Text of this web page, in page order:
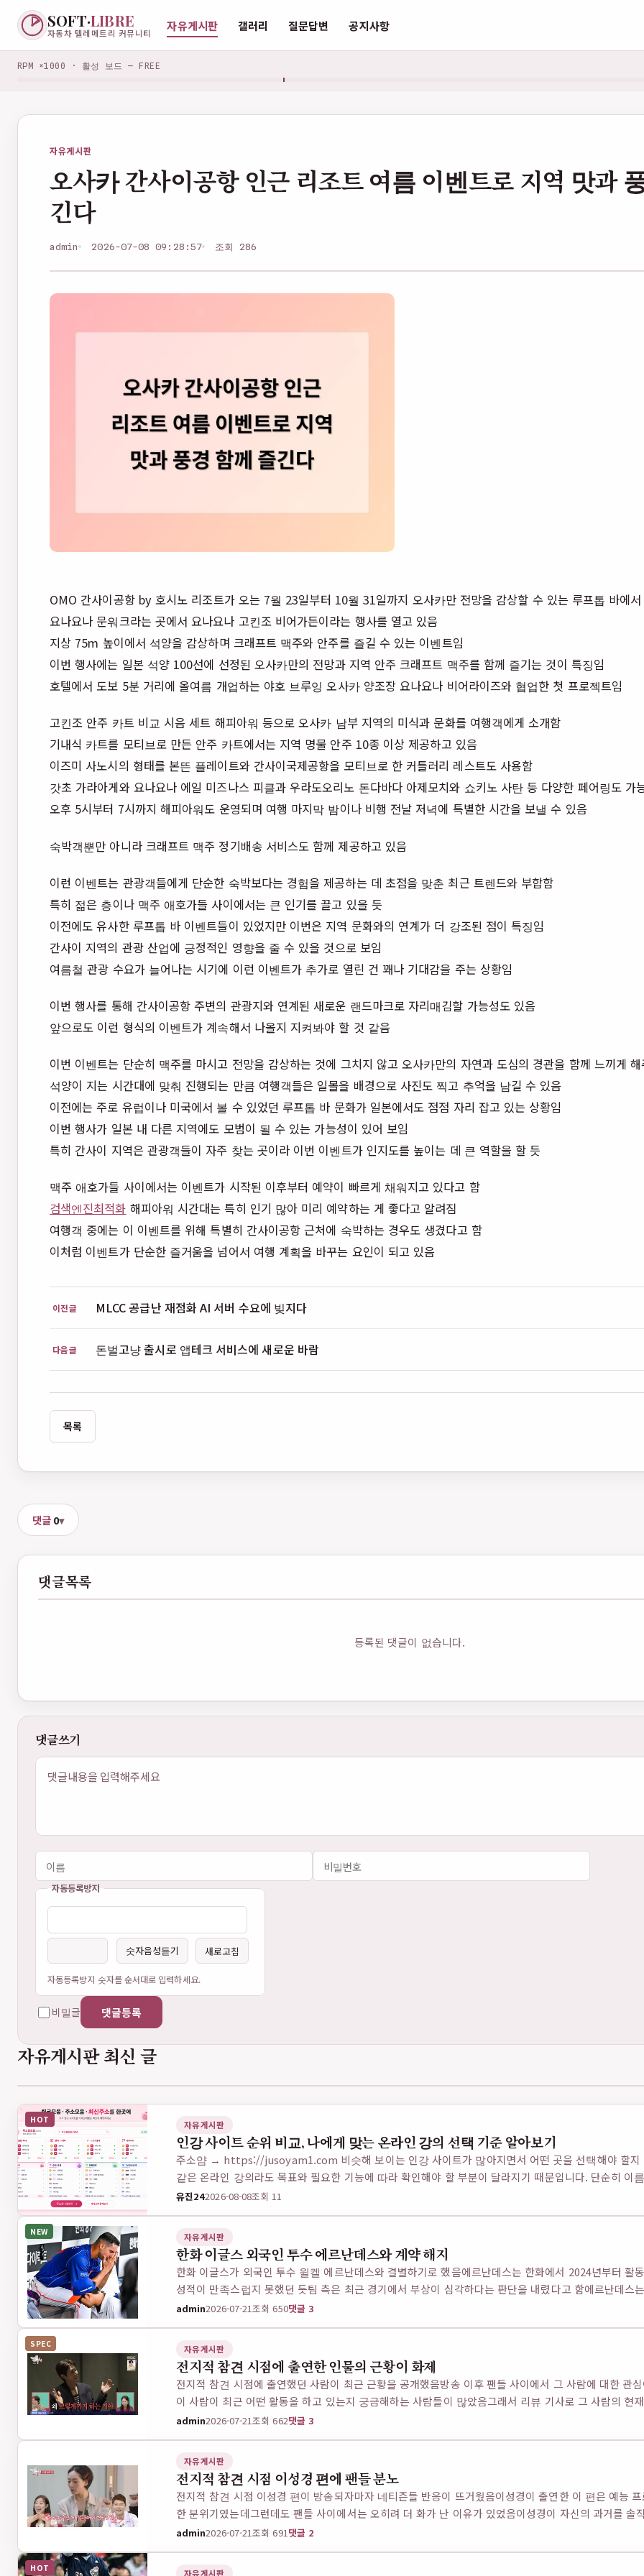
SOFT·LIBRE
자동차 텔레메트리 커뮤니티
자유게시판 갤러리 질문답변 공지사항
RPM ×1000 · 활성 보드 — FREE
자유게시판
오사카 간사이공항 인근 리조트 여름 이벤트로 지역 맛과
긴다
admin 2026-07-08 09:28:57 조회 286
OMO 간사이공항 by 호시노 리조트가 오는 7월 23일부터 10월 31일까지 오사카만 전망을 감상할 수 있는 루프톱 바에
요나요나 문워크라는 곳에서 요나요나 고킨조 비어가든이라는 행사를 열고 있음
지상 75m 높이에서 석양을 감상하며 크래프트 맥주와 안주를 즐길 수 있는 이벤트임
이번 행사에는 일본 석양 100선에 선정된 오사카만의 전망과 지역 안주 크래프트 맥주를 함께 즐기는 것이 특징임
호텔에서 도보 5분 거리에 올여름 개업하는 야호 브루잉 오사카 양조장 요나요나 비어라이즈와 협업한 첫 프로젝트임
고킨조 안주 카트 비교 시음 세트 해피아워 등으로 오사카 남부 지역의 미식과 문화를 여행객에게 소개함
기내식 카트를 모티브로 만든 안주 카트에서는 지역 명물 안주 10종 이상 제공하고 있음
이즈미 사노시의 형태를 본뜬 플레이트와 간사이국제공항을 모티브로 한 커틀러리 레스트도 사용함
갓초 가라아게와 요나요나 에일 미즈나스 피클과 우라도오리노 돈다바다 아제모치와 쇼키노 사탄 등 다양한 페어링도 가
오후 5시부터 7시까지 해피아워도 운영되며 여행 마지막 밤이나 비행 전날 저녁에 특별한 시간을 보낼 수 있음
숙박객뿐만 아니라 크래프트 맥주 정기배송 서비스도 함께 제공하고 있음
이런 이벤트는 관광객들에게 단순한 숙박보다는 경험을 제공하는 데 초점을 맞춘 최근 트렌드와 부합함
특히 젊은 층이나 맥주 애호가들 사이에서는 큰 인기를 끌고 있을 듯
이전에도 유사한 루프톱 바 이벤트들이 있었지만 이번은 지역 문화와의 연계가 더 강조된 점이 특징임
간사이 지역의 관광 산업에 긍정적인 영향을 줄 수 있을 것으로 보임
여름철 관광 수요가 늘어나는 시기에 이런 이벤트가 추가로 열린 건 꽤나 기대감을 주는 상황임
이번 행사를 통해 간사이공항 주변의 관광지와 연계된 새로운 랜드마크로 자리매김할 가능성도 있음
앞으로도 이런 형식의 이벤트가 계속해서 나올지 지켜봐야 할 것 같음
이번 이벤트는 단순히 맥주를 마시고 전망을 감상하는 것에 그치지 않고 오사카만의 자연과 도심의 경관을 함께 느끼게
석양이 지는 시간대에 맞춰 진행되는 만큼 여행객들은 일몰을 배경으로 사진도 찍고 추억을 남길 수 있음
이전에는 주로 유럽이나 미국에서 볼 수 있었던 루프톱 바 문화가 일본에서도 점점 자리 잡고 있는 상황임
이번 행사가 일본 내 다른 지역에도 모범이 될 수 있는 가능성이 있어 보임
특히 간사이 지역은 관광객들이 자주 찾는 곳이라 이번 이벤트가 인지도를 높이는 데 큰 역할을 할 듯
맥주 애호가들 사이에서는 이벤트가 시작된 이후부터 예약이 빠르게 채워지고 있다고 함
검색엔진최적화 해피아워 시간대는 특히 인기 많아 미리 예약하는 게 좋다고 알려짐
여행객 중에는 이 이벤트를 위해 특별히 간사이공항 근처에 숙박하는 경우도 생겼다고 함
이처럼 이벤트가 단순한 즐거움을 넘어서 여행 계획을 바꾸는 요인이 되고 있음
이전글 MLCC 공급난 재점화 AI 서버 수요에 빚지다
다음글 돈벌고냥 출시로 앱테크 서비스에 새로운 바람
목록
댓글0
댓글목록
등록된 댓글이 없습니다.
댓글쓰기
내용
이름필수
비밀번호필수
자동등록방지
숫자음성듣기 새로고침
자동등록방지 숫자를 순서대로 입력하세요.
비밀글 댓글등록
자유게시판 최신 글
HOT 자유게시판
인강 사이트 순위 비교, 나에게 맞는 온라인 강의 선택 기준 알아보기
주소얌 → https://jusoyam1.com 비슷해 보이는 인강 사이트가 많아지면서 어떤 곳을 선택해야 할지
같은 온라인 강의라도 목표와 필요한 기능에 따라 확인해야 할 부분이 달라지기 때문입니다. 단순히 이
내…
유진242026-08-08조회 11
NEW 자유게시판
한화 이글스 외국인 투수 에르난데스와 계약 해지
한화 이글스가 외국인 투수 윌켈 에르난데스와 결별하기로 했음에르난데스는 한화에서 2024년부터 활
성적이 만족스럽지 못했던 듯팀 측은 최근 경기에서 부상이 심각하다는 판단을 내렸다고 함에르난데스
승 7패 평균자…
admin2026-07-21조회 650댓글 3
SPEC 자유게시판
전지적 참견 시점에 출연한 인물의 근황이 화제
전지적 참견 시점에 출연했던 사람이 최근 근황을 공개했음방송 이후 팬들 사이에서 그 사람에 대한 관
이 사람이 최근 어떤 활동을 하고 있는지 궁금해하는 사람들이 많았음그래서 리뷰 기사로 그 사람의 현
말하면 요즘은…
admin2026-07-21조회 662댓글 3
자유게시판
전지적 참견 시점 이성경 편에 팬들 분노
전지적 참견 시점 이성경 편이 방송되자마자 네티즌들 반응이 뜨거웠음이성경이 출연한 이 편은 예능
한 분위기였는데그런데도 팬들 사이에서는 오히려 더 화가 난 이유가 있었음이성경이 자신의 과거를 솔
는데그 내용이 상당히…
admin2026-07-21조회 691댓글 2
HOT 자유게시판